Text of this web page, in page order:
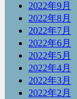
2022年9月
2022年8月
2022年7月
2022年6月
2022年5月
2022年4月
2022年3月
2022年2月